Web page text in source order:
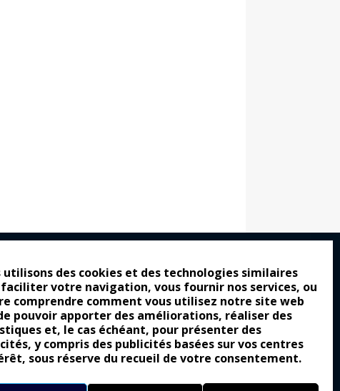
utilisons des cookies et des technologies similaires
votre navigation, vous fournir nos services, ou
comprendre comment vous utilisez notre site web
pouvoir apporter des améliorations, réaliser des
et, le cas échéant, pour présenter des
y compris des publicités basées sur vos centres
sous réserve du recueil de votre consentement.
: pour les gens vrais
a commencé
attraction de la légèreté
envoûtante ?
: Yes of Corsa !